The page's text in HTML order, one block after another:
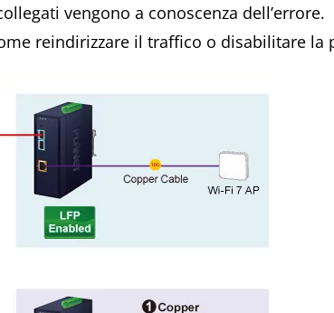
vengono a conoscenza dell’errore.
reindirizzare il traffico o disabilitare la